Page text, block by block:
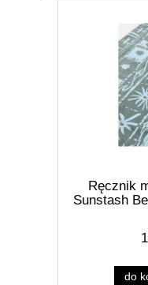
Ręcznik
Sunstash
do